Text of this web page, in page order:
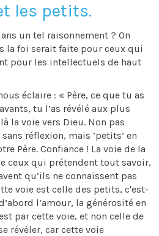
les petits.
un tel raisonnement ? On
la foi serait faite pour ceux qui
pour les intellectuels de haut
éclaire : « Père, ce que tu as
tu l’as révélé aux plus
la voie vers Dieu. Non pas
réflexion, mais ‘petits’ en
Père. Confiance ! La voie de la
ceux qui prétendent tout savoir,
qu’ils ne connaissent pas
voie est celle des petits, c'est-
l’amour, la générosité en
par cette voie, et non celle de
révéler, car cette voie